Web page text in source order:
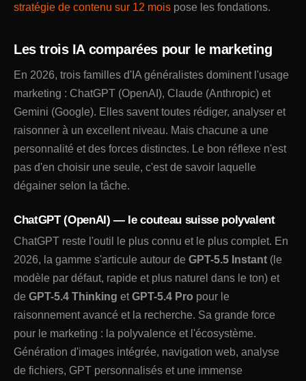
stratégie de contenu sur 12 mois pose les fondations.
Les trois IA comparées pour le marketing
En 2026, trois familles d'IA généralistes dominent l'usage
marketing : ChatGPT (OpenAI), Claude (Anthropic) et
Gemini (Google). Elles savent toutes rédiger, analyser et
raisonner à un excellent niveau. Mais chacune a une
personnalité et des forces distinctes. Le bon réflexe n'est
pas d'en choisir une seule, c'est de savoir laquelle
dégainer selon la tâche.
ChatGPT (OpenAI) — le couteau suisse polyvalent
ChatGPT reste l'outil le plus connu et le plus complet. En
2026, la gamme s'articule autour de GPT-5.5 Instant (le
modèle par défaut, rapide et plus naturel dans le ton) et
de GPT-5.4 Thinking etGPT-5.4 Pro pour le
raisonnement avancé et la recherche. Sa grande force
pour le marketing : la polyvalence et l'écosystème.
Génération d'images intégrée, navigation web, analyse
de fichiers, GPT personnalisés et une immense